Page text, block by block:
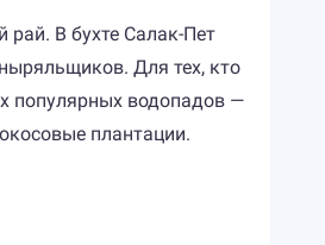
рай. В бухте Салак-Пет
Для тех, кто
популярных водопадов —
плантации.